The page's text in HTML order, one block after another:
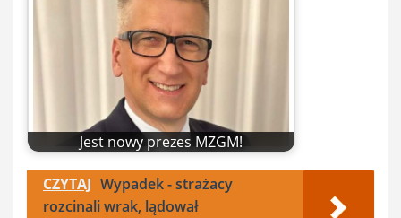
Jest nowy prezes MZGM!
CZYTAJ Wypadek - strażacy
rozcinali wrak, lądował